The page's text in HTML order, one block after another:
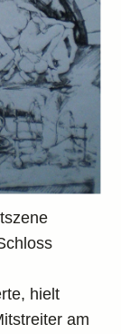
hielt
am